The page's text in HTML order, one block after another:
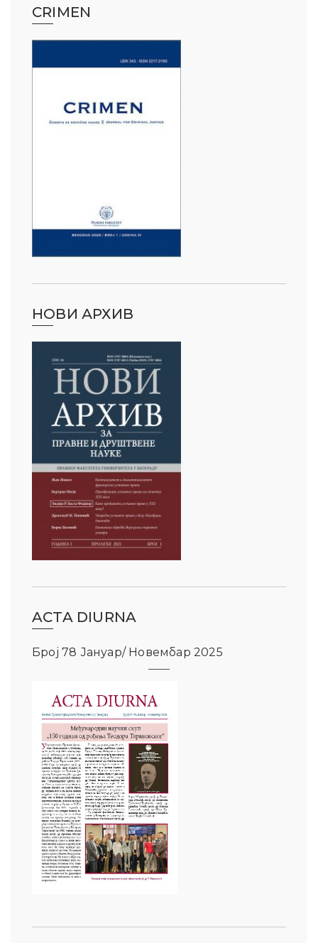
CRIMEN
НОВИ АРХИВ
ACTA DIURNA
Број 78 Јануар/ Новембар 2025